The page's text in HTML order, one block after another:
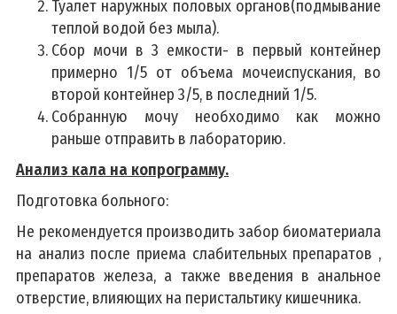
Туалет наружных половых органов(подмывание
теплой водой без мыла).
Сбор мочи в 3 емкости- в первый контейнер
примерно 1/5 от объема мочеиспускания, во
второй контейнер 3/5, в последний 1/5.
Собранную мочу необходимо как можно
раньше отправить в лабораторию.
Анализ кала на копрограмму.
Подготовка больного:
Не рекомендуется производить забор биоматериала
на анализ после приема слабительных препаратов ,
препаратов железа, а также введения в анальное
отверстие, влияющих на перистальтику кишечника.